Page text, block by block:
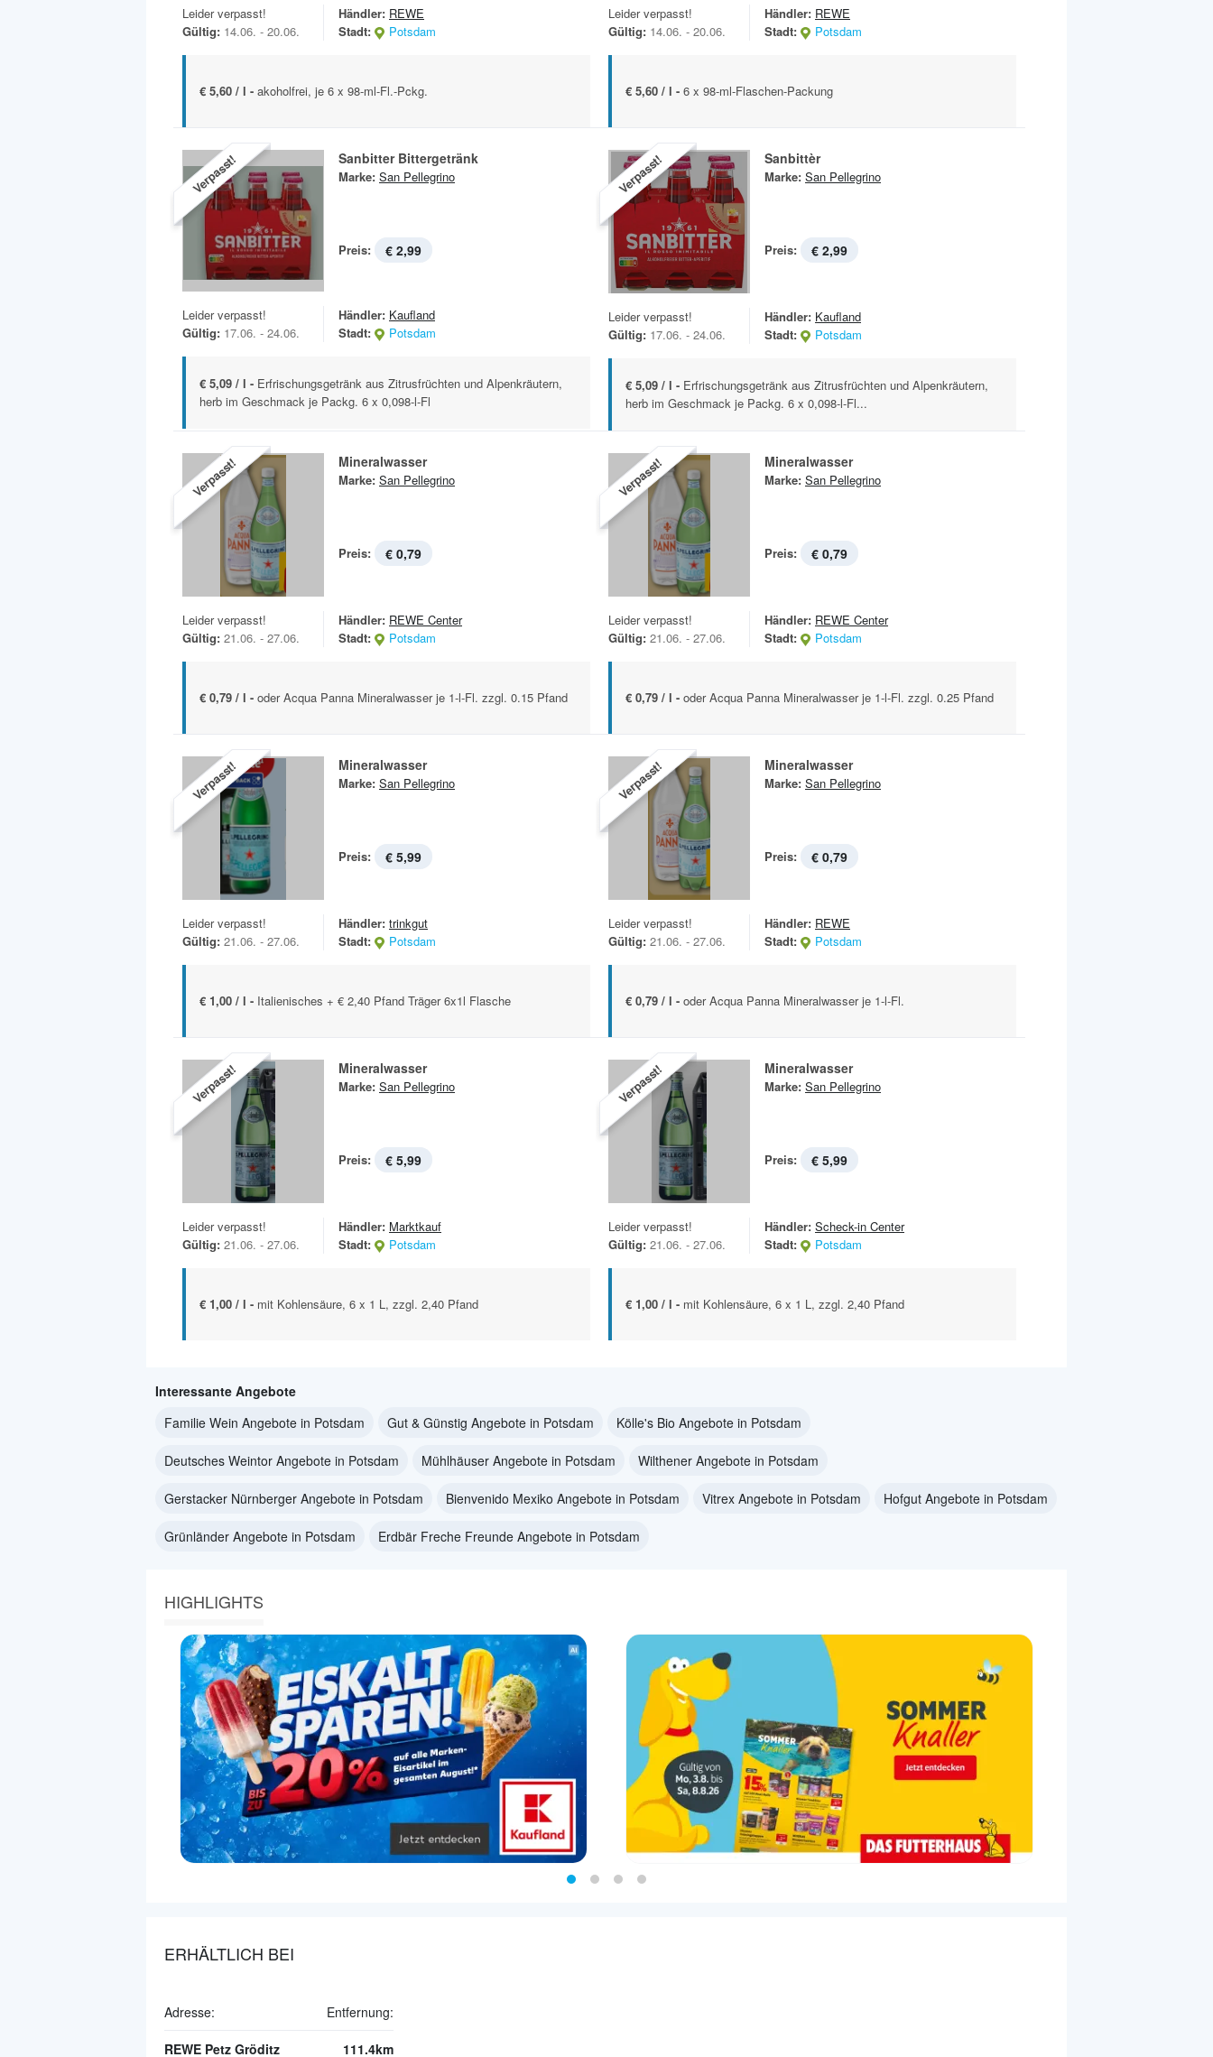
Leider verpasst!
Gültig: 14.06. - 20.06.
Händler: REWE
Stadt:
Potsdam
€ 5,60 / l - akoholfrei, je 6 x 98-ml-Fl.-Pckg.
Leider verpasst!
Gültig: 14.06. - 20.06.
Händler: REWE
Stadt:
Potsdam
€ 5,60 / l - 6 x 98-ml-Flaschen-Packung
Verpasst! Sanbitter Bittergetränk
Marke: San Pellegrino
Preis: € 2,99
Leider verpasst!
Gültig: 17.06. - 24.06.
Händler: Kaufland
Stadt:
Potsdam
€ 5,09 / l - Erfrischungsgetränk aus Zitrusfrüchten und Alpenkräutern,
herb im Geschmack je Packg. 6 x 0,098-l-Fl
Verpasst! Sanbittèr
Marke: San Pellegrino
Preis: € 2,99
Leider verpasst!
Gültig: 17.06. - 24.06.
Händler: Kaufland
Stadt:
Potsdam
€ 5,09 / l - Erfrischungsgetränk aus Zitrusfrüchten und Alpenkräutern,
herb im Geschmack je Packg. 6 x 0,098-l-Fl...
Verpasst! Mineralwasser
Marke: San Pellegrino
Preis: € 0,79
Leider verpasst!
Gültig: 21.06. - 27.06.
Händler: REWE Center
Stadt:
Potsdam
€ 0,79 / l - oder Acqua Panna Mineralwasser je 1-l-Fl. zzgl. 0.15 Pfand
Verpasst! Mineralwasser
Marke: San Pellegrino
Preis: € 0,79
Leider verpasst!
Gültig: 21.06. - 27.06.
Händler: REWE Center
Stadt:
Potsdam
€ 0,79 / l - oder Acqua Panna Mineralwasser je 1-l-Fl. zzgl. 0.25 Pfand
Verpasst! Mineralwasser
Marke: San Pellegrino
Preis: € 5,99
Leider verpasst!
Gültig: 21.06. - 27.06.
Händler: trinkgut
Stadt:
Potsdam
€ 1,00 / l - Italienisches + € 2,40 Pfand Träger 6x1l Flasche
Verpasst! Mineralwasser
Marke: San Pellegrino
Preis: € 0,79
Leider verpasst!
Gültig: 21.06. - 27.06.
Händler: REWE
Stadt:
Potsdam
€ 0,79 / l - oder Acqua Panna Mineralwasser je 1-l-Fl.
Verpasst! Mineralwasser
Marke: San Pellegrino
Preis: € 5,99
Leider verpasst!
Gültig: 21.06. - 27.06.
Händler: Marktkauf
Stadt:
Potsdam
€ 1,00 / l - mit Kohlensäure, 6 x 1 L, zzgl. 2,40 Pfand
Verpasst! Mineralwasser
Marke: San Pellegrino
Preis: € 5,99
Leider verpasst!
Gültig: 21.06. - 27.06.
Händler: Scheck-in Center
Stadt:
Potsdam
€ 1,00 / l - mit Kohlensäure, 6 x 1 L, zzgl. 2,40 Pfand
Interessante Angebote
Familie Wein Angebote in Potsdam
Gut & Günstig Angebote in Potsdam Kölle's Bio Angebote in Potsdam
Deutsches Weintor Angebote in Potsdam Mühlhäuser Angebote in Potsdam Wilthener Angebote in Potsdam
Gerstacker Nürnberger Angebote in Potsdam Bienvenido Mexiko Angebote in Potsdam Vitrex Angebote in Potsdam Hofgut Angebote in Potsdam
Grünländer Angebote in Potsdam Erdbär Freche Freunde Angebote in Potsdam
HIGHLIGHTS
ERHÄLTLICH BEI
Adresse: Entfernung:
REWE Petz Gröditz 111.4km